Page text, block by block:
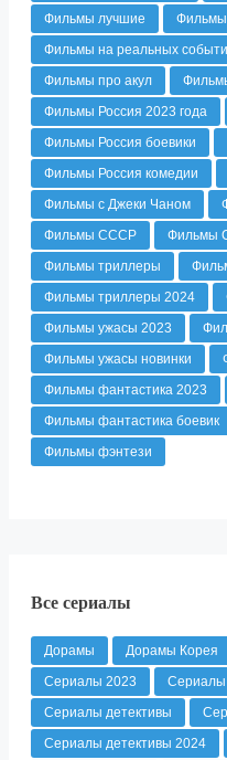
Фильмы лучшие
Фильмы на реальных
Фильмы про акул
Фильмы Россия 2023 года
Фильмы Россия боевики
Фильмы Россия комедии
Фильмы с Джеки Чаном
Фильмы СССР
Фильмы
Фильмы триллеры
Фильмы триллеры 2024
Фильмы ужасы 2023
Фильмы ужасы новинки
Фильмы фантастика 2023
Фильмы фантастика боевик
Фильмы фэнтези
Все сериалы
Дорамы Дорамы Корея
Сериалы 2023
Сериалы
Сериалы детективы
Сериалы детективы 2024